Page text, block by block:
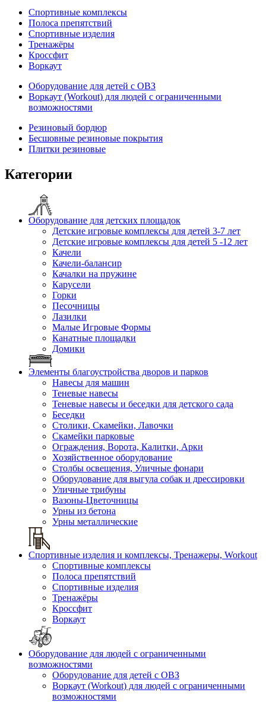
Спортивные комплексы
Полоса препятствий
Спортивные изделия
Тренажёры
Кроссфит
Воркаут
Оборудование для детей с ОВЗ
Воркаут (Workout) для людей с ограниченными
возможностями
Резиновый бордюр
Бесшовные резиновые покрытия
Плитки резиновые
Категории
Оборудование для детских площадок
Детские игровые комплексы для детей 3-7 лет
Детские игровые комплексы для детей 5 -12 лет
Качели
Качели-балансир
Качалки на пружине
Карусели
Горки
Песочницы
Лазилки
Малые Игровые Формы
Канатные площадки
Домики
Элементы благоустройства дворов и парков
Навесы для машин
Теневые навесы
Теневые навесы и беседки для детского сада
Беседки
Столики, Скамейки, Лавочки
Скамейки парковые
Ограждения, Ворота, Калитки, Арки
Хозяйственное оборудование
Столбы освещения, Уличные фонари
Оборудование для выгула собак и дрессировки
Уличные трибуны
Вазоны-Цветочницы
Урны из бетона
Урны металлические
Спортивные изделия и комплексы, Тренажеры, Workout
Спортивные комплексы
Полоса препятствий
Спортивные изделия
Тренажёры
Кроссфит
Воркаут
Оборудование для людей с ограниченными
возможностями
Оборудование для детей с ОВЗ
Воркаут (Workout) для людей с ограниченными
возможностями